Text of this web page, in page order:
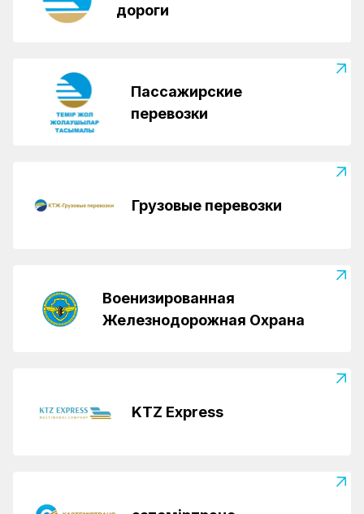
дороги
Пассажирские
перевозки
Грузовые перевозки
Военизированная
Железнодорожная Охрана
KTZ Express